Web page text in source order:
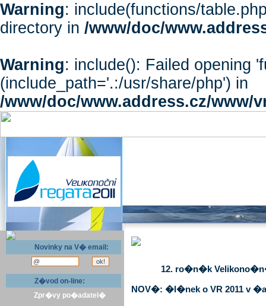
Warning: include(functions/
directory in /www/doc/
Warning: include(): Failed opening
(include_path='.:/usr/share/php') in
/www/doc/www.address.cz/www/
Novinky na V� email:
Z�vod on-line:
Zpr�vy po�adatel�
12. ro�n�k
NOV�: �l�nek o VR 2011 v